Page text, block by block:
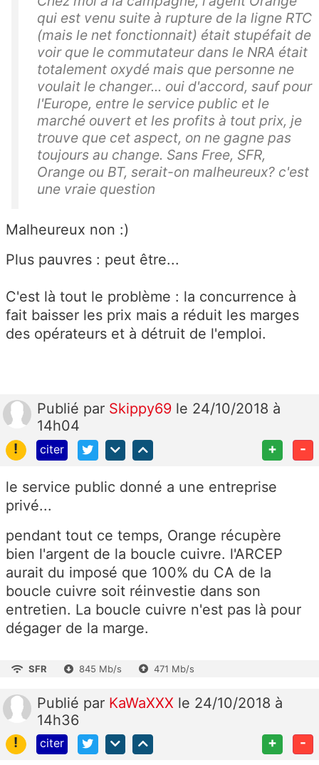
qui est venu suite à rupture de la ligne RTC
(mais le net fonctionnait) était stupéfait de
voir que le commutateur dans le NRA était
totalement oxydé mais que personne ne
voulait le changer... oui d'accord, sauf pour
l'Europe, entre le service public et le
marché ouvert et les profits à tout prix, je
trouve que cet aspect, on ne gagne pas
toujours au change. Sans Free, SFR,
Orange ou BT, serait-on malheureux? c'est
une vraie question
Malheureux non :)
Plus pauvres : peut être...
C'est là tout le problème : la concurrence à
fait baisser les prix mais a réduit les marges
des opérateurs et à détruit de l'emploi.
Publié par Skippy69 le 24/10/2018 à
14h04
!
citer + -
le service public donné a une entreprise
privé...
pendant tout ce temps, Orange récupère
bien l'argent de la boucle cuivre. l'ARCEP
aurait du imposé que 100% du CA de la
boucle cuivre soit réinvestie dans son
entretien. La boucle cuivre n'est pas là pour
dégager de la marge.
SFR 845 Mb/s 471 Mb/s
Publié par KaWaXXX le 24/10/2018 à
14h36
!
citer + -